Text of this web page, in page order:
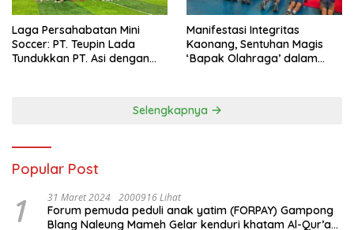
Laga Persahabatan Mini
Soccer: PT. Teupin Lada
Tundukkan PT. Asi dengan
Manifestasi Integritas
Kaonang, Sentuhan Magis
‘Bapak Olahraga’ dalam
Selengkapnya
Popular Post
1 31 Maret 2024 2000916 Lihat
Forum pemuda peduli anak yatim (FORPAY) Gampong
Blang Naleung Mameh Gelar kenduri khatam Al-Qur’an